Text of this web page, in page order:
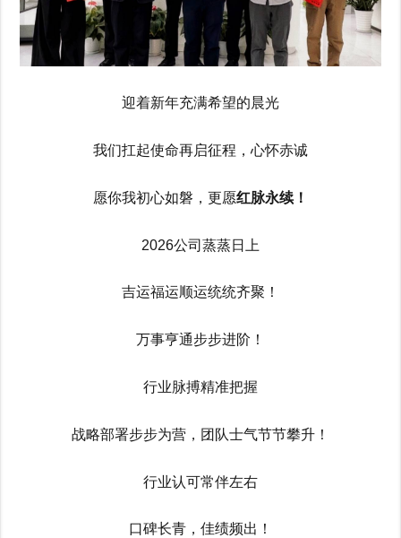
迎着新年充满希望的晨光
我们扛起使命再启征程，心怀赤诚
愿你我初心如磐，更愿红脉永续！
2026公司蒸蒸日上
吉运福运顺运统统齐聚！
万事亨通步步进阶！
行业脉搏精准把握
战略部署步步为营，团队士气节节攀升！
行业认可常伴左右
口碑长青，佳绩频出！